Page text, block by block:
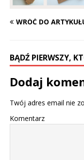
WRÓĆ DO
BĄDŹ PIERWSZY,
Dodaj
Twój adres email nie
Komentarz